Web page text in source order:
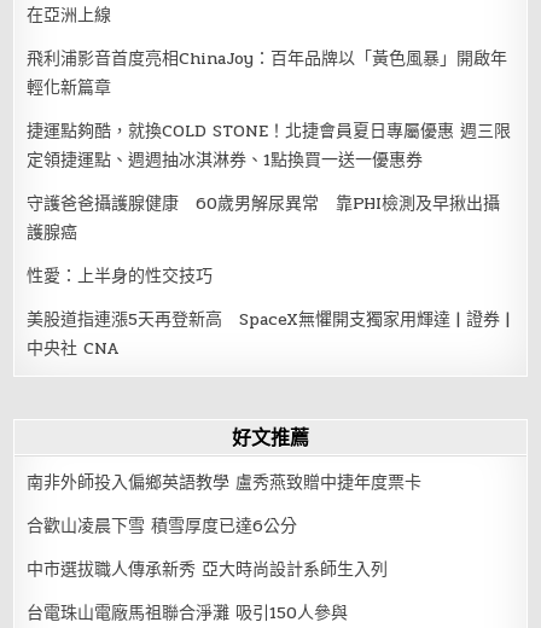
在亞洲上線
飛利浦影音首度亮相ChinaJoy：百年品牌以「黃色風暴」開啟年
輕化新篇章
捷運點夠酷，就換COLD STONE！北捷會員夏日專屬優惠 週三限
定領捷運點、週週抽冰淇淋券、1點換買一送一優惠券
守護爸爸攝護腺健康 60歲男解尿異常 靠PHI檢測及早揪出攝
護腺癌
性愛：上半身的性交技巧
美股道指連漲5天再登新高 SpaceX無懼開支獨家用輝達 | 證券 |
中央社 CNA
好文推薦
南非外師投入偏鄉英語教學 盧秀燕致贈中捷年度票卡
合歡山凌晨下雪 積雪厚度已達6公分
中市選拔職人傳承新秀 亞大時尚設計系師生入列
台電珠山電廠馬祖聯合淨灘 吸引150人參與